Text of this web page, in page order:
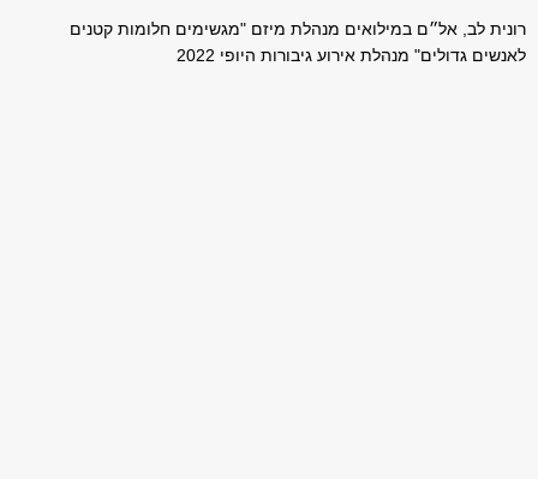
רונית לב, אל״ם במילואים מנהלת מיזם "מגשימים חלומות קטנים
לאנשים גדולים" מנהלת אירוע גיבורות היופי 2022